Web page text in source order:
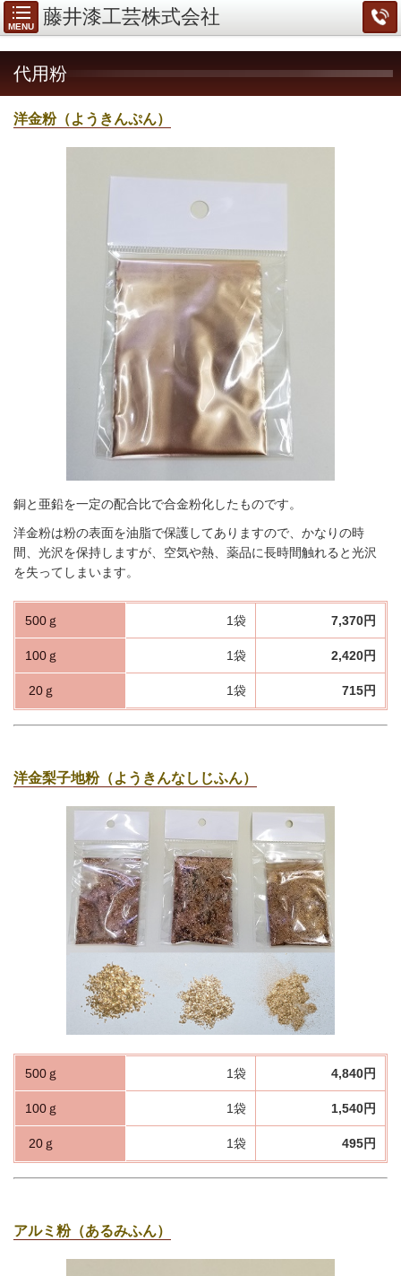
MENU 藤井漆工芸株式会社
代用粉
洋金粉（ようきんぷん）
銅と亜鉛を一定の配合比で合金粉化したものです。
洋金粉は粉の表面を油脂で保護してありますので、かなりの時
間、光沢を保持しますが、空気や熱、薬品に長時間触れると光沢
を失ってしまいます。
500ｇ 1袋 7,370円
100ｇ 1袋 2,420円
20ｇ 1袋 715円
洋金梨子地粉（ようきんなしじふん）
500ｇ 1袋 4,840円
100ｇ 1袋 1,540円
20ｇ 1袋 495円
アルミ粉（あるみふん）